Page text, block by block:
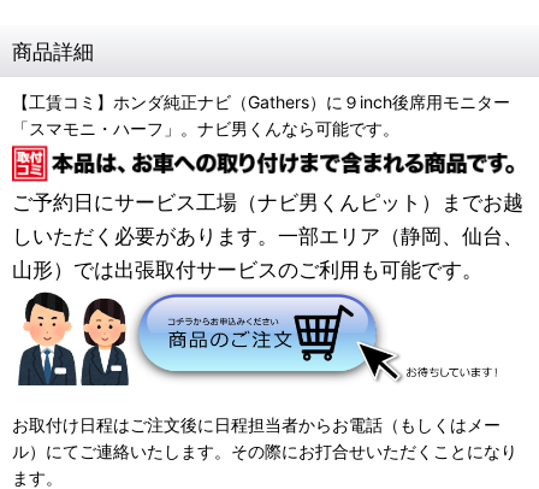
商品詳細
【工賃コミ】ホンダ純正ナビ（Gathers）に９inch後席用モニター
「スマモニ・ハーフ」。ナビ男くんなら可能です。
ご予約日にサービス工場（ナビ男くんピット）までお越
しいただく必要があります。一部エリア（静岡、仙台、
山形）では出張取付サービスのご利用も可能です。
お取付け日程はご注文後に日程担当者からお電話（もしくはメー
ル）にてご連絡いたします。その際にお打合せいただくことになり
ます。